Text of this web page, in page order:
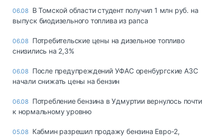
06.08 В Томской области студент получил 1 млн руб. на
выпуск биодизельного топлива из рапса
06.08 Потребительские цены на дизельное топливо
снизились на 2,3%
06.08 После предупреждений УФАС оренбургские АЗС
начали снижать цены на бензин
06.08 Потребление бензина в Удмуртии вернулось почти
к нормальному уровню
05.08 Кабмин разрешил продажу бензина Евро-2,